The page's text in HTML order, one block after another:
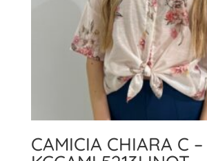
CAMICIA CHIARA C –